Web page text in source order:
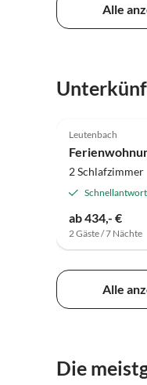
Alle
Leutenbach
2 Schlafzimmer
ab 434,- €
2 Gäste / 7 Nächte
Alle
Die